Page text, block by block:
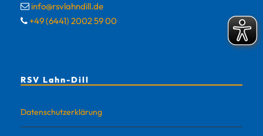
info@rsvlahndill.de
+49 (6441) 2002 59 00
RSV Lahn-Dill
Datenschutzerklärung